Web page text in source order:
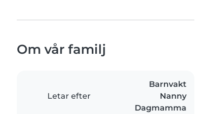
Om vår familj
Letar efter
Barnvakt
Nanny
Dagmamma